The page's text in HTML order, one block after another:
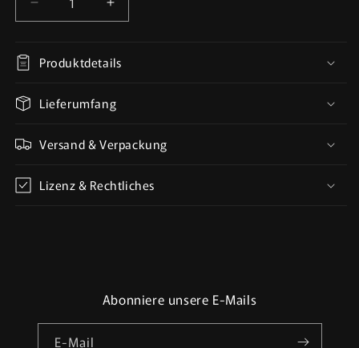
Verringere
die
für
Kompatibel-
Captain(Proxy)
Trench
Pilgrims(3pcs)
Erhöhe
die
für
Kompatibel-
Captain(Proxy)
Trench
Pilgrims(3pcs)
Produktdetails
Lieferumfang
Versand & Verpackung
Lizenz & Rechtliches
Abonniere unsere E-Mails
E-Mail